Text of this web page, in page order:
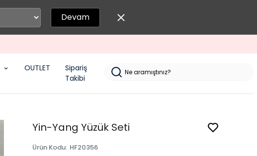
Devam
OUTLET
Sipariş
Takibi
Yin-Yang Yüzük Seti
Ürün Kodu: HF20356